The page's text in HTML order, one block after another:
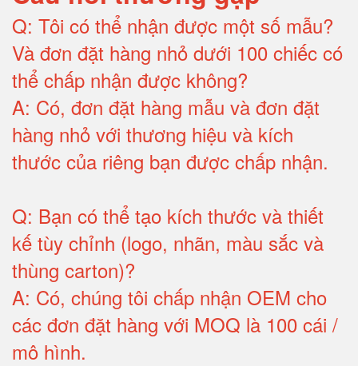
Q: Tôi có thể nhận được một số mẫu?
Và đơn đặt hàng nhỏ dưới 100 chiếc có
thể chấp nhận được không?
A: Có, đơn đặt hàng mẫu và đơn đặt
hàng nhỏ với thương hiệu và kích
thước của riêng bạn được chấp nhận.
Q: Bạn có thể tạo kích thước và thiết
kế tùy chỉnh (logo, nhãn, màu sắc và
thùng carton)?
A: Có, chúng tôi chấp nhận OEM cho
các đơn đặt hàng với MOQ là 100 cái /
mô hình.